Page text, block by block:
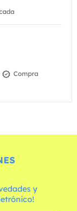
Compra
y